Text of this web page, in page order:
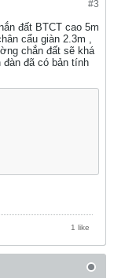
#3
đất BTCT cao 5m
cẩu giàn 2.3m ,
chắn đất sẽ khá
đã có bản tính
1 like